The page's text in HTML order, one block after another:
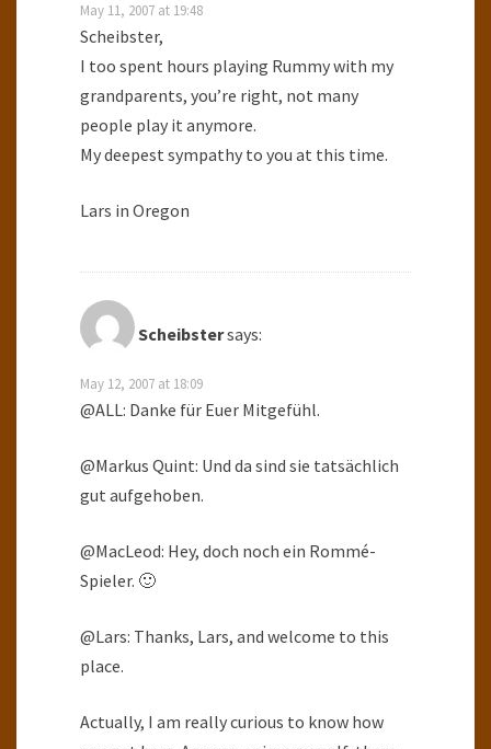
May 11, 2007 at 19:48
Scheibster,
I too spent hours playing Rummy with my
grandparents, you’re right, not many
people play it anymore.
My deepest sympathy to you at this time.
Lars in Oregon
Scheibstersays:
May 12, 2007 at 18:09
@ALL: Danke für Euer Mitgefühl.
@Markus Quint: Und da sind sie tatsächlich
gut aufgehoben.
@MacLeod: Hey, doch noch ein Rommé-
Spieler. 🙂
@Lars: Thanks, Lars, and welcome to this
place.
Actually, I am really curious to know how